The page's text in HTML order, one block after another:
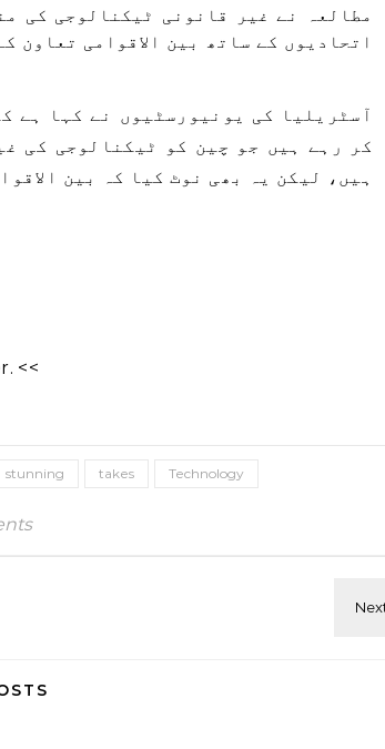
مطالعہ نے غیر قانونی ٹیکنالوجی کی
اتحادیوں کے ساتھ بین الاقوامی تعاون
آسٹریلیا کی یونیورسٹیوں نے کہا ہے
کر رہے ہیں جو چین کو ٹیکنالوجی کی
ہیں، لیکن یہ بھی نوٹ کیا کہ بین
<<
stunning takes Technology